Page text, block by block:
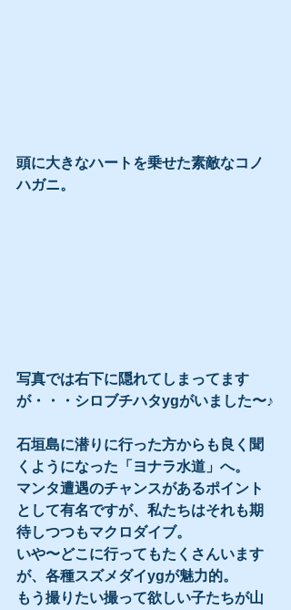
頭に大きなハートを乗せた素敵なコノ
ハガニ。
写真では右下に隠れてしまってます
が・・・シロブチハタygがいました〜♪
石垣島に潜りに行った方からも良く聞
くようになった「ヨナラ水道」へ。
マンタ遭遇のチャンスがあるポイント
として有名ですが、私たちはそれも期
待しつつもマクロダイブ。
いや〜どこに行ってもたくさんいます
が、各種スズメダイygが魅力的。
もう撮りたい撮って欲しい子たちが山